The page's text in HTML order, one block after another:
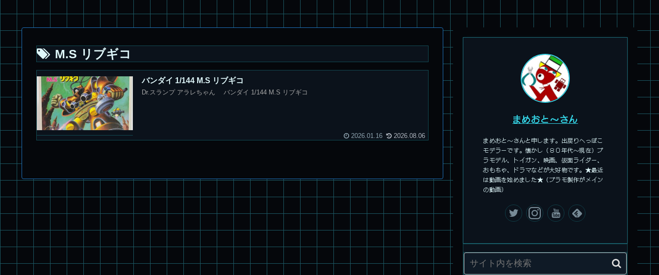
M.S リブギコ
バンダイ 1/144 M.S リブギコ
Dr.スランプ アラレちゃん バンダイ 1/144 M.S リブギコ
2026.01.16 2026.08.06
まめおと～さん
まめおと～さんと申します。出戻りへっぽこ
モデラーです。懐かし（８０年代～現在）プ
ラモデル、トイガン、映画、仮面ライダー、
おもちゃ、ドラマなどが大好物です。★最近
は動画を始めました★（プラモ製作がメイン
の動画）
旧キット製作★アオシマ ロボダッチ モビルZ
ー